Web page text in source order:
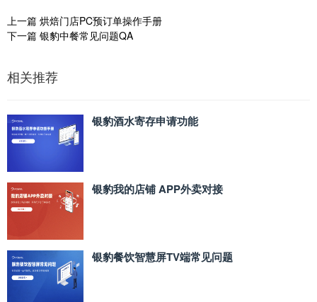
上一篇 烘焙门店PC预订单操作手册
下一篇 银豹中餐常见问题QA
相关推荐
银豹酒水寄存申请功能
银豹我的店铺 APP外卖对接
银豹餐饮智慧屏TV端常见问题